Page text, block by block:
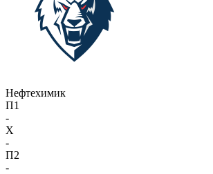
Нефтехимик
П1
-
X
-
П2
-